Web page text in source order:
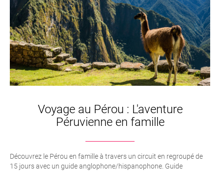
Voyage au Pérou : L'aventure
Péruvienne en famille
Découvrez le Pérou en famille à travers un circuit en regroupé de
15 jours avec un guide anglophone/hispanophone. Guide